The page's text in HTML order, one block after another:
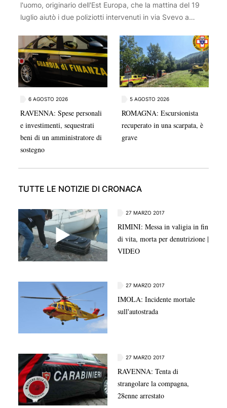
l'uomo, originario dell'Est Europa, che la mattina del 19
luglio aiutò i due poliziotti intervenuti in via Svevo a
da video filmati dai residenti. Secondo quanto si
apprende il testimone, che viveva in zona, se ne
sarebbe andato dopo aver ricevuto minacce in
relazione all'episodio. Dopo essere stato sentito
nell'immediatezza come persona informata sui fatti, non
è chiaro se sia stato ancora riconvocato o meno dagli
inquirenti. In seguito alle ritorsioni subite potrebbe
anche aver presentato denuncia alle forze dell'ordine.
Nel corso della serata del 25 luglio al Pilastro, per
ricordare Fakir, alcuni conoscenti avevano detto che
6 AGOSTO 2026
RAVENNA: Spese personali
e investimenti, sequestrati
beni di un amministratore di
sostegno
5 AGOSTO 2026
ROMAGNA: Escursionista
recuperato in una scarpata, è
grave
TUTTE LE NOTIZIE DI CRONACA
27 MARZO 2017
RIMINI: Messa in valigia in fin
di vita, morta per denutrizione |
VIDEO
27 MARZO 2017
IMOLA: Incidente mortale
sull'autostrada
27 MARZO 2017
RAVENNA: Tenta di
strangolare la compagna,
28enne arrestato